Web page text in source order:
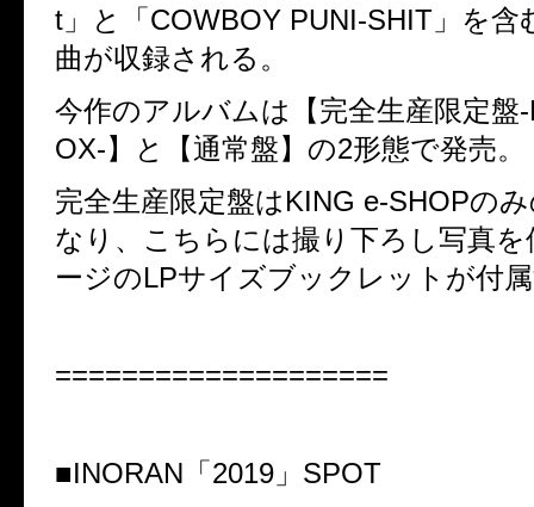
t 」と「 COWBOY PUNI-SHIT 」を含
曲が収録される。
今作のアルバムは【完全生産限定盤
OX-】と【通常盤】の2形態で発売。
完全生産限定盤はKING e-SHOPの
なり、こちらには撮り下ろし写真を
ージのLPサイズブックレットが付
====================
■INORAN 「 2019 」 SPOT